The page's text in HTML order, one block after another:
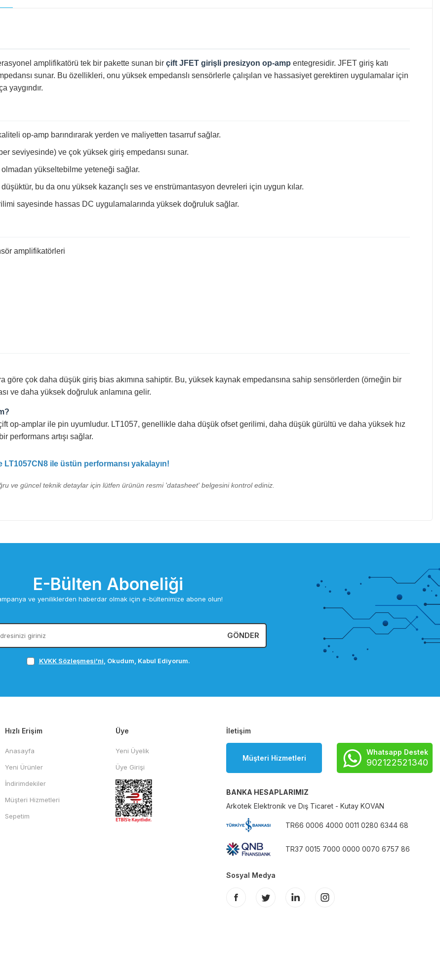
amplifikatörü tek bir pakette sunan bir çift JFET girişli presizyon op-amp entegresidir. JFET giriş katı
sunar. Bu özellikleri, onu yüksek empedanslı sensörlerle çalışılan ve hassasiyet gerektiren uygulamalar için
yaygındır.
op-amp barındırarak yerden ve maliyetten tasarruf sağlar.
seviyesinde) ve çok yüksek giriş empedansı sunar.
yükseltebilme yeteneği sağlar.
bu da onu yüksek kazançlı ses ve enstrümantasyon devreleri için uygun kılar.
sayesinde hassas DC uygulamalarında yüksek doğruluk sağlar.
amplifikatörleri
çok daha düşük giriş bias akımına sahiptir. Bu, yüksek kaynak empedansına sahip sensörlerden (örneğin bir
ve daha yüksek doğruluk anlamına gelir.
op-amplar ile pin uyumludur. LT1057, genellikle daha düşük ofset gerilimi, daha düşük gürültü ve daha yüksek hız
performans artışı sağlar.
ile üstün performansı yakalayın!
ve güncel teknik detaylar için lütfen ürünün resmi 'datasheet' belgesini kontrol ediniz.
E-Bülten Aboneliği
ve yeniliklerden haberdar olmak için e-bültenimize abone olun!
GÖNDER
KVKK Sözleşmesi'ni , Okudum, Kabul Ediyorum.
Hızlı Erişim
Anasayfa
Yeni Ürünler
İndirimdekiler
Müşteri Hizmetleri
Sepetim
Üye
Yeni Üyelik
Üye Girişi
İletişim
Müşteri Hizmetleri
Whatsapp Destek
902122521340
BANKA HESAPLARIMIZ
Arkotek Elektronik ve Dış Ticaret - Kutay KOVAN
TR66 0006 4000 0011 0280 6344 68
TR37 0015 7000 0000 0070 6757 86
Sosyal Medya